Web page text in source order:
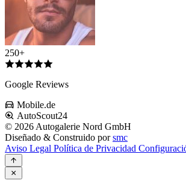
250+
Google Reviews
Mobile.de
AutoScout24
© 2026 Autogalerie Nord GmbH
Diseñado & Construido porsmc
Aviso Legal Política de Privacidad